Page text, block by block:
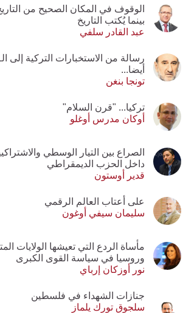
الوقوف في المكان الصحيح من
بينما يُكتب التاريخ
عبد القادر سلفي
أيضا...
تونجا بنغن
تركيا... "قرن السلام"
أوكان مدرس أوغلو
الصراع بين التيار الوسطي
داخل الحزب الديمقراطي
قدير أوستون
على أعتاب العالم الرقمي
سليمان سيفي أوغون
مأساة الردع التي تعيشها الولايات
وروسيا في سياسة القوى الكبرى
نور أوزكان إرباي
جنازات الشهداء في فلسطين
سلجوق تورك يلماز